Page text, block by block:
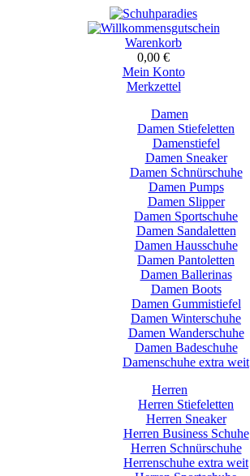
Warenkorb
0,00 €
Mein Konto
Merkzettel
Damen
Damen Stiefeletten
Damenstiefel
Damen Sneaker
Damen Schnürschuhe
Damen Pumps
Damen Slipper
Damen Sportschuhe
Damen Sandaletten
Damen Hausschuhe
Damen Pantoletten
Damen Ballerinas
Damen Boots
Damen Gummistiefel
Damen Winterschuhe
Damen Wanderschuhe
Damen Badeschuhe
Damenschuhe extra weit
Herren
Herren Stiefeletten
Herren Sneaker
Herren Business Schuhe
Herren Schnürschuhe
Herrenschuhe extra weit